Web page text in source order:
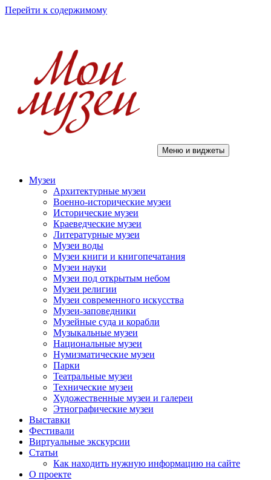
Перейти к содержимому
Меню и виджеты
Музеи
Архитектурные музеи
Военно-исторические музеи
Исторические музеи
Краеведческие музеи
Литературные музеи
Музеи воды
Музеи книги и книгопечатания
Музеи науки
Музеи под открытым небом
Музеи религии
Музеи современного искусства
Музеи-заповедники
Музейные суда и корабли
Музыкальные музеи
Национальные музеи
Нумизматические музеи
Парки
Театральные музеи
Технические музеи
Художественные музеи и галереи
Этнографические музеи
Выставки
Фестивали
Виртуальные экскурсии
Статьи
Как находить нужную информацию на сайте
О проекте